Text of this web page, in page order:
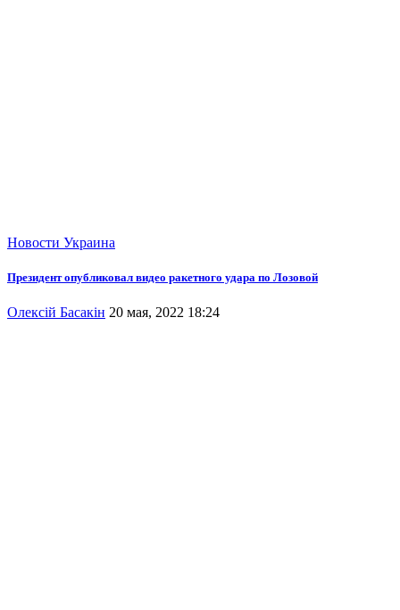
Новости Украина
Президент опубликовал видео ракетного удара по Лозовой
Олексій Басакін 20 мая, 2022 18:24